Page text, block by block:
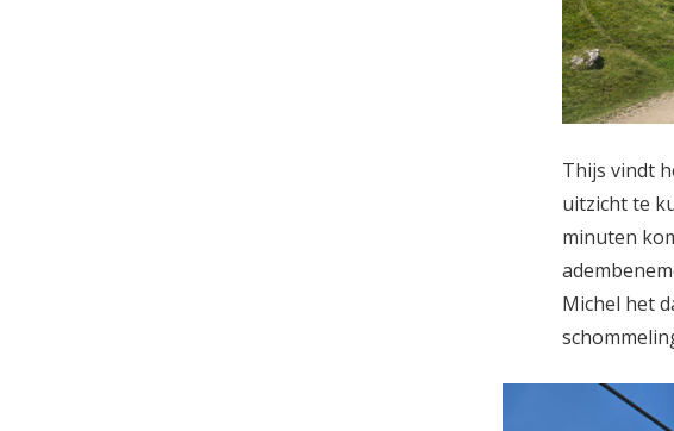
Thijs vindt
uitzicht te
minuten
Michel het